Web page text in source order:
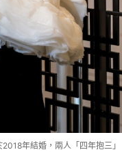
年結婚，兩人「四年抱三」